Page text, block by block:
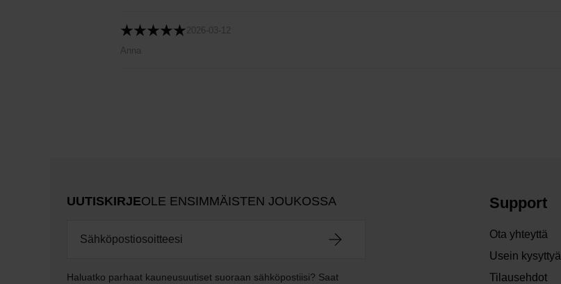
2026-03-12
Anna
UUTISKIRJEOLE ENSIMMÄISTEN JOUKOSSA
Haluatko parhaat kauneusuutiset suoraan sähköpostiisi? Saat
Support
Ota yhteyttä
Usein kysyttyä
Tilausehdot